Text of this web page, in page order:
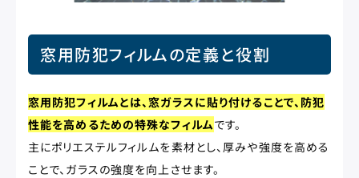
窓用防犯フィルムの定義と役割
窓用防犯フィルムとは、窓ガラスに貼り付けることで、防犯
性能を高めるための特殊なフィルムです。
主にポリエステルフィルムを素材とし、厚みや強度を高める
ことで、ガラスの強度を向上させます。